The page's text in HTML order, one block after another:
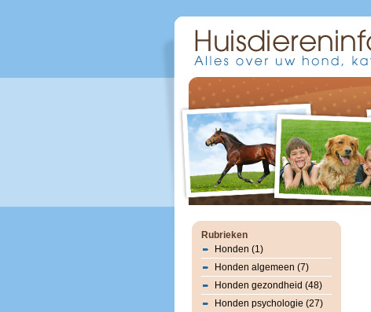
Rubrieken
Honden (1)
Honden algemeen (7)
Honden gezondheid (48)
Honden psychologie (27)